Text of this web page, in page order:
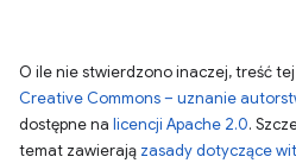
O ile nie stwierdzono inaczej, treść
Creative Commons – uznanie
dostępne na licencji Apache 2.0.
temat zawierają zasady dotyczące